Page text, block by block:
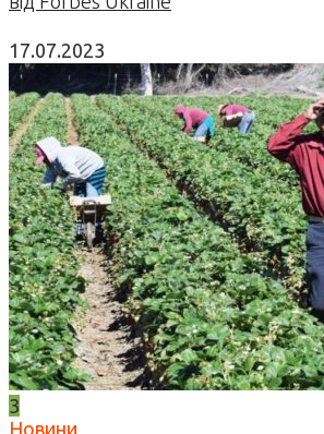
17.07.2023
3
Новини